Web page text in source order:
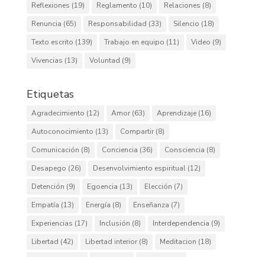
Reflexiones (19) Reglamento (10) Relaciones (8)
Renuncia (65) Responsabilidad (33) Silencio (18)
Texto escrito (139) Trabajo en equipo (11) Video (9)
Vivencias (13) Voluntad (9)
Etiquetas
Agradecimiento (12) Amor(63) Aprendizaje(16)
Autoconocimiento (13) Compartir(8)
Comunicación (8) Conciencia (36) Consciencia (8)
Desapego (26) Desenvolvimiento espiritual(12)
Detención (9) Egoencia (13) Elección (7)
Empatía (13) Energía (8) Enseñanza (7)
Experiencias (17) Inclusión (8) Interdependencia (9)
Libertad (42) Libertad interior(8) Meditacion (18)